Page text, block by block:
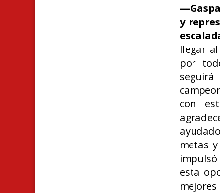
y
llegar
por
seguirá
con
metas
esta